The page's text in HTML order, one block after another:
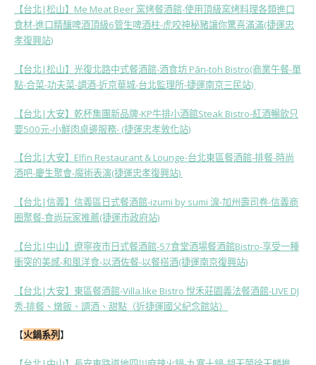
【台北|松山】Me Meat Beer 窯烤餐酒館-使用頂級窯烤料理各類進口
食材-進口精釀啤酒頂級6管生啤酒柱-虎咬神秘豬讓你驚喜滿滿(捷運忠
孝復興站)
【台北|松山】光復北路中式餐酒館-酒食坊 Pān-toh Bistro(商業午餐-單
點-合菜-功夫菜-調酒-近京華城-台北監理所-捷運南京三民站)
【台北|大安】乾杯集團新品牌-KP牛排小酒館Steak Bistro-紅酒暢飲只
要500元-小鮮肉桌邊服務- (捷運忠孝敦化站)
【台北|大安】Elfin Restaurant & Lounge-台北東區餐酒館-排餐-時尚
酒吧-慶生聚會-魔術表演(捷運忠孝復興站)
【台北|信義】信義區日式餐酒館-izumi by sumi 湶-加州壽司卷-信義商
圈聚餐-食尚玩家推薦(捷運市政府站)
【台北|中山】遼寧夜市日式餐酒館-57食堂酒場餐酒館Bistro-享受一種
衝突的美感-和風洋食-以酒佐餐-以餐搭酒(捷運南京復興站)
【台北|大安】東區餐酒館-Villa.like Bistro 悅禾莊園義法餐酒館-LIVE DJ
秀-排餐、燉飯、調酒、甜點（近捷運國父紀念館站）
【火鍋系列】